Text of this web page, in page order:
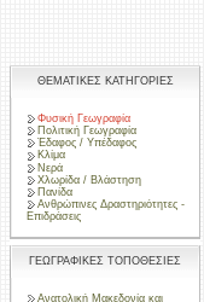
ΘΕΜΑΤΙΚΕΣ ΚΑΤΗΓΟΡΙΕΣ
Φυσική Γεωγραφία
Πολιτική Γεωγραφία
Έδαφος / Υπέδαφος
Κλίμα
Νερά
Χλωρίδα / Βλάστηση
Πανίδα
Ανθρώπινες Δραστηριότητες -
Επιδράσεις
ΓΕΩΓΡΑΦΙΚΕΣ ΤΟΠΟΘΕΣΙΕΣ
Ανατολική Μακεδονία και